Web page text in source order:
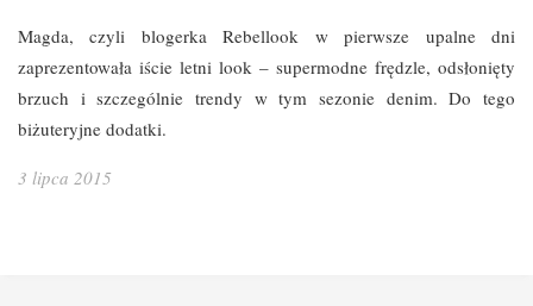
Magda, czyli blogerka Rebellook w pierwsze upalne dni
zaprezentowała iście letni look – supermodne frędzle, odsłonięty
brzuch i szczególnie trendy w tym sezonie denim. Do tego
biżuteryjne dodatki.
3 lipca 2015